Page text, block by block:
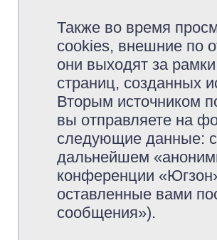
Также во время
cookies, внешние по
они выходят за
страниц, созданных
Вторым источником
вы отправляете на
следующие данные:
дальнейшем
конференции
оставленные вами
сообщения»).